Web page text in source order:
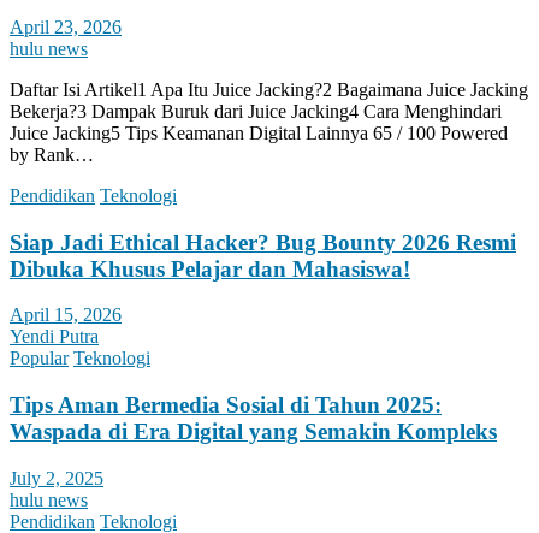
April 23, 2026
hulu news
Daftar Isi Artikel1 Apa Itu Juice Jacking?2 Bagaimana Juice Jacking
Bekerja?3 Dampak Buruk dari Juice Jacking4 Cara Menghindari
Juice Jacking5 Tips Keamanan Digital Lainnya 65 / 100 Powered
by Rank…
Pendidikan Teknologi
Siap Jadi Ethical Hacker? Bug Bounty 2026 Resmi
Dibuka Khusus Pelajar dan Mahasiswa!
April 15, 2026
Yendi Putra
Popular Teknologi
Tips Aman Bermedia Sosial di Tahun 2025:
Waspada di Era Digital yang Semakin Kompleks
July 2, 2025
hulu news
Pendidikan Teknologi